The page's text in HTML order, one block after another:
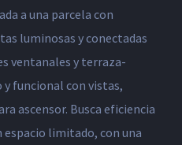
a una parcela con
luminosas y conectadas
ventanales y terraza-
y funcional con vistas,
ascensor. Busca eficiencia
limitado, con una